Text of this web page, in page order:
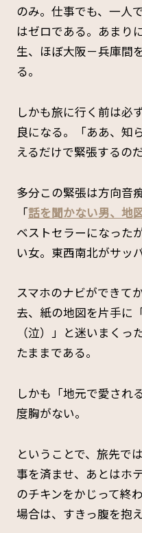
のみ。仕事でも、一人
はゼロである。あまり
生、ほぼ大阪－兵庫間
る。
しかも旅に行く前は必
良になる。「ああ、知
えるだけで緊張するの
多分この緊張は方向音
「話を聞かない男、地
ベストセラーになった
い女。東西南北がサッ
スマホのナビができて
去、紙の地図を片手に
（泣）」と迷いまく
たままである。
しかも「地元で愛され
度胸がない。
ということで、旅先で
事を済ませ、あとはホ
のチキンをかじって終
場合は、すきっ腹を抱